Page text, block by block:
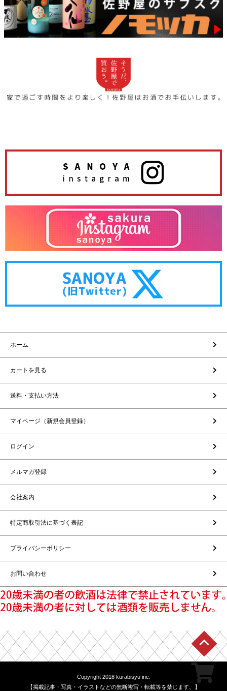
ホーム
カートを見る
送料・支払い方法
マイページ（新規会員登録）
ログイン
メルマガ登録
会社案内
特定商取引法に基づく表記
プライバシーポリシー
お問い合わせ
Copyright 2018 kurabisyu inc.
【掲載記事・写真・イラストなどの無断複写・転載等を禁じます。】